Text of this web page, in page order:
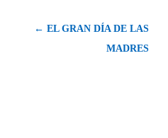
← EL GRAN DÍA DE LAS
MADRES